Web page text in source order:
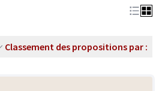
Classement des propositions par :